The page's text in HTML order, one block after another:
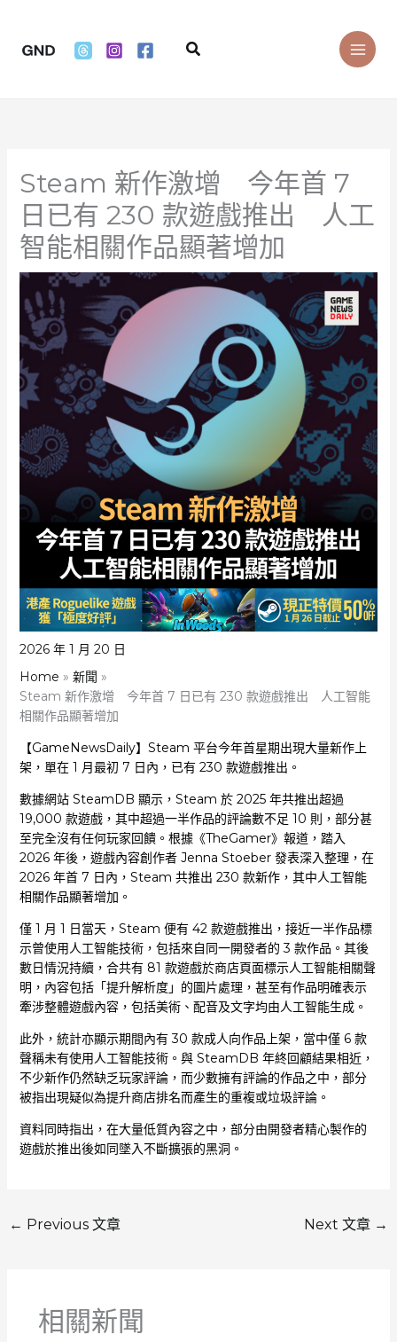
content
Search
Steam 新作激增 今年首 7
日已有 230 款遊戲推出 人工
智能相關作品顯著增加
2026 年 1 月 20 日
Home
新聞
Steam 新作激增 今年首 7 日已有 230 款遊戲推出 人工智能
相關作品顯著增加
【GameNewsDaily】Steam 平台今年首星期出現大量新作上
架，單在 1 月最初 7 日內，已有 230 款遊戲推出。
數據網站 SteamDB 顯示，Steam 於 2025 年共推出超過
19,000 款遊戲，其中超過一半作品的評論數不足 10 則，部分甚
至完全沒有任何玩家回饋。根據《TheGamer》報道，踏入
2026 年後，遊戲內容創作者 Jenna Stoeber 發表深入整理，在
2026 年首 7 日內，Steam 共推出 230 款新作，其中人工智能
相關作品顯著增加。
僅 1 月 1 日當天，Steam 便有 42 款遊戲推出，接近一半作品標
示曾使用人工智能技術，包括來自同一開發者的 3 款作品。其後
數日情況持續，合共有 81 款遊戲於商店頁面標示人工智能相關聲
明，內容包括「提升解析度」的圖片處理，甚至有作品明確表示
牽涉整體遊戲內容，包括美術、配音及文字均由人工智能生成。
此外，統計亦顯示期間內有 30 款成人向作品上架，當中僅 6 款
聲稱未有使用人工智能技術。與 SteamDB 年終回顧結果相近，
不少新作仍然缺乏玩家評論，而少數擁有評論的作品之中，部分
被指出現疑似為提升商店排名而產生的重複或垃圾評論。
資料同時指出，在大量低質內容之中，部分由開發者精心製作的
遊戲於推出後如同墜入不斷擴張的黑洞。
← Previous 文章 Next 文章 →
相關新聞